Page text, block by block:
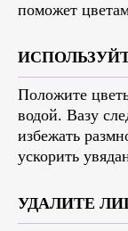
поможет
Положите
водой. Вазу
избежать
ускорить
УДАЛИТЕ